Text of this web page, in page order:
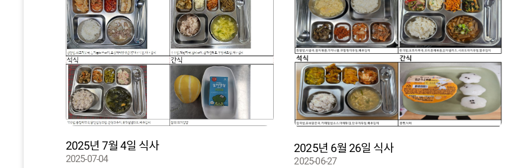
2025년 7월 4일 식사
2025-07-04
2025년 6월 26일 식사
2025-06-27